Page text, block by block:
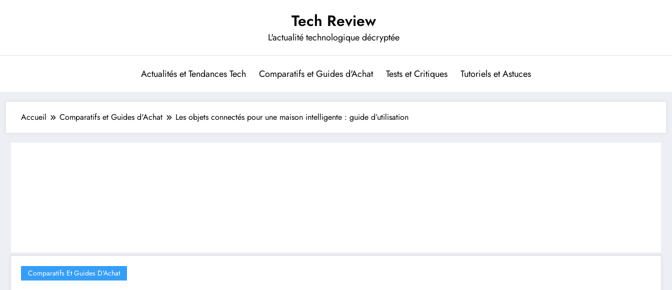
Tech Review
L'actualité technologique décryptée
Actualités et Tendances Tech Comparatifs et Guides d'Achat Tests et Critiques Tutoriels et Astuces
Accueil Comparatifs et Guides d'Achat Les objets connectés pour une maison intelligente : guide d’utilisation
Comparatifs Et Guides D'Achat